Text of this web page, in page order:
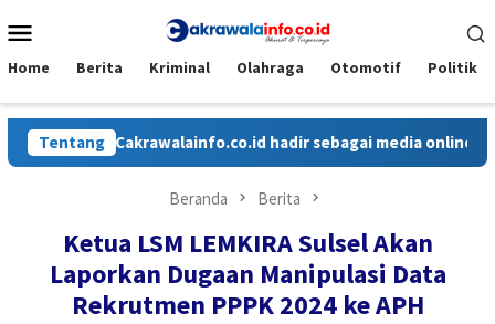
ke
Mobile
Home Berita Kriminal Olahraga Otomotif Politik
Tentang
Cakrawalainfo.co.id hadir sebagai media online yang
Beranda Berita
Ketua LSM LEMKIRA Sulsel Akan
Laporkan Dugaan Manipulasi Data
Rekrutmen PPPK 2024 ke APH